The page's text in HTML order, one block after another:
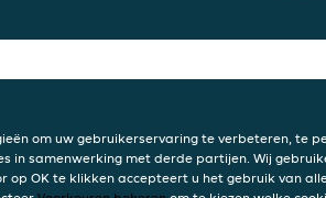
om uw gebruikerservaring te verbeteren, te
in samenwerking met derde partijen. Wij
op OK te klikken accepteert u het gebruik van